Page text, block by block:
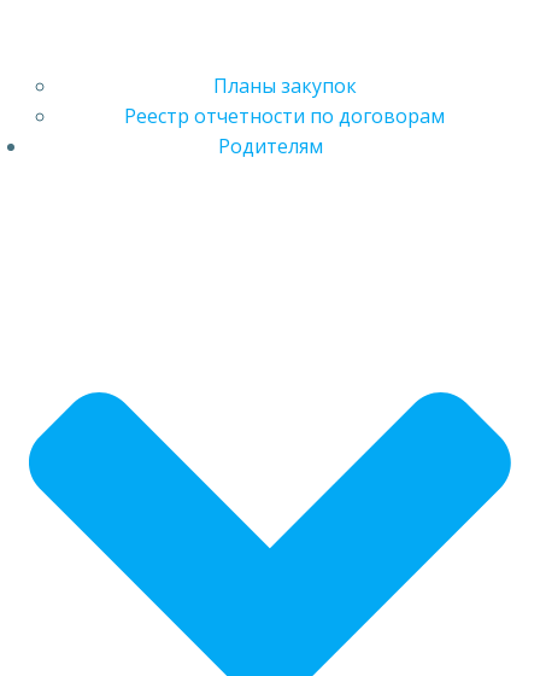
Планы закупок
Реестр отчетности по договорам
Родителям